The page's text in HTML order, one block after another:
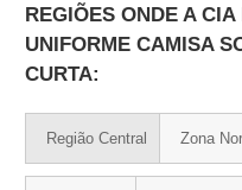
REGIÕES ONDE A
UNIFORME CAMISA
CURTA:
Região Central Zona